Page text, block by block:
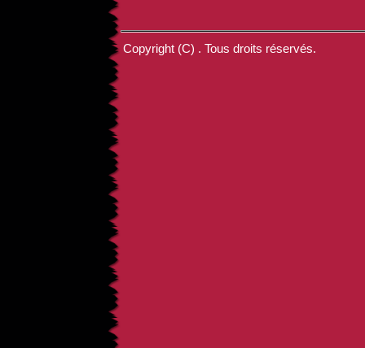
Copyright (C) . Tous droits réservés.